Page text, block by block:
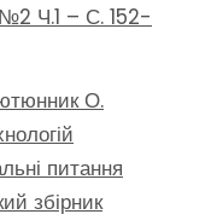
Ч.1 – С. 152-
О.
питання
збірник